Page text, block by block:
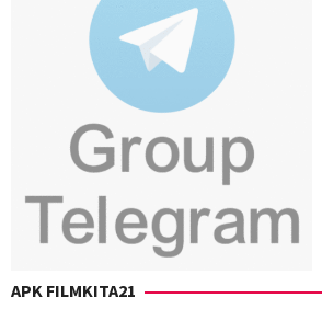
APK FILMKITA21